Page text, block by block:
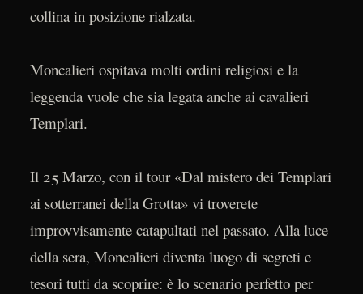
collina in posizione rialzata.
Moncalieri ospitava molti ordini religiosi e la
leggenda vuole che sia legata anche ai cavalieri
Templari.
Il 25 Marzo, con il tour «Dal mistero dei Templari
ai sotterranei della Grotta» vi troverete
improvvisamente catapultati nel passato. Alla luce
della sera, Moncalieri diventa luogo di segreti e
tesori tutti da scoprire: è lo scenario perfetto per